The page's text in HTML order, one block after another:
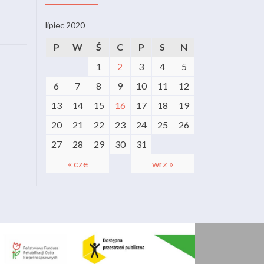
lipiec 2020
P W Ś C P S N
« cze wrz »
1 2 3 4
5
6
7 8 9 10 11
12
13
14 15 16 17 18
19
20
21 22 23 24 25
26
27
28 29 30 31